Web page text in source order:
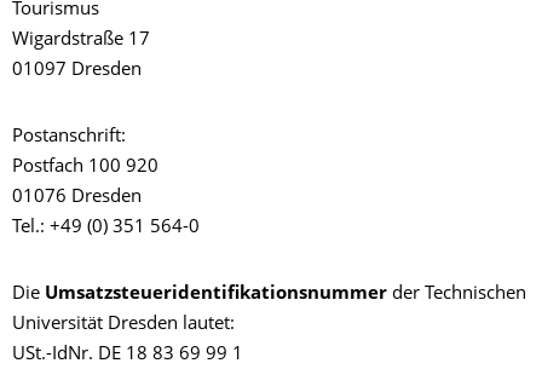
Tourismus
Wigardstraße 17
01097 Dresden
Postanschrift:
Postfach 100 920
01076 Dresden
Tel.: +49 (0) 351 564-0
Die Umsatzsteueridentifikationsnummer der Technischen
Universität Dresden lautet:
USt.-IdNr. DE 18 83 69 99 1